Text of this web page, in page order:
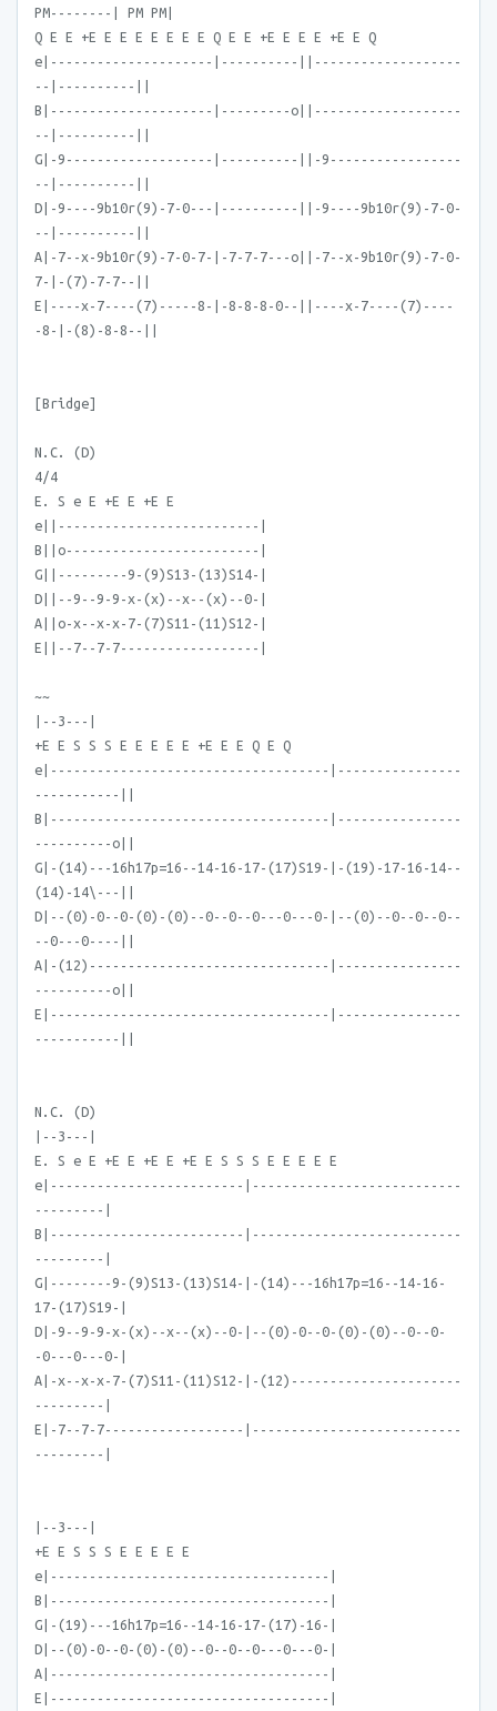
PM--------| PM PM|
Q E E +E E E E E E E E Q E E +E E E E +E E Q
e|---------------------|----------||-------------------
--|----------||
B|---------------------|---------o||-------------------
--|----------||
G|-9-------------------|----------||-9-----------------
--|----------||
D|-9----9b10r(9)-7-0---|----------||-9----9b10r(9)-7-0-
--|----------||
A|-7--x-9b10r(9)-7-0-7-|-7-7-7---o||-7--x-9b10r(9)-7-0-
7-|-(7)-7-7--||
E|----x-7----(7)-----8-|-8-8-8-0--||----x-7----(7)----
-8-|-(8)-8-8--||
[Bridge]
N.C. (D)
4/4
E. S e E +E E +E E
e||--------------------------|
B||o-------------------------|
G||---------9-(9)S13-(13)S14-|
D||--9--9-9-x-(x)--x--(x)--0-|
A||o-x--x-x-7-(7)S11-(11)S12-|
E||--7--7-7------------------|
~~
|--3---|
+E E S S S E E E E E +E E E Q E Q
e|------------------------------------|----------------
-----------||
B|------------------------------------|----------------
----------o||
G|-(14)---16h17p=16--14-16-17-(17)S19-|-(19)-17-16-14--
(14)-14\---||
D|--(0)-0--0-(0)-(0)--0--0--0---0---0-|--(0)--0--0--0--
--0---0----||
A|-(12)-------------------------------|----------------
----------o||
E|------------------------------------|----------------
-----------||
N.C. (D)
|--3---|
E. S e E +E E +E E +E E S S S E E E E E
e|-------------------------|---------------------------
---------|
B|-------------------------|---------------------------
---------|
G|--------9-(9)S13-(13)S14-|-(14)---16h17p=16--14-16-
17-(17)S19-|
D|-9--9-9-x-(x)--x--(x)--0-|--(0)-0--0-(0)-(0)--0--0-
-0---0---0-|
A|-x--x-x-7-(7)S11-(11)S12-|-(12)----------------------
---------|
E|-7--7-7------------------|---------------------------
---------|
|--3---|
+E E S S S E E E E E
e|------------------------------------|
B|------------------------------------|
G|-(19)---16h17p=16--14-16-17-(17)-16-|
D|--(0)-0--0-(0)-(0)--0--0--0---0---0-|
A|------------------------------------|
E|------------------------------------|